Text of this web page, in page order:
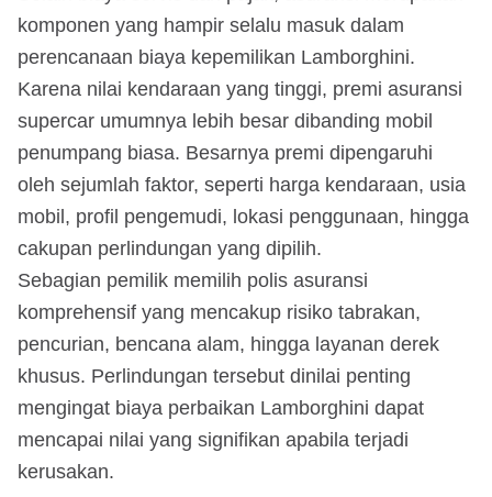
komponen yang hampir selalu masuk dalam
perencanaan biaya kepemilikan Lamborghini.
Karena nilai kendaraan yang tinggi, premi asuransi
supercar umumnya lebih besar dibanding mobil
penumpang biasa. Besarnya premi dipengaruhi
oleh sejumlah faktor, seperti harga kendaraan, usia
mobil, profil pengemudi, lokasi penggunaan, hingga
cakupan perlindungan yang dipilih.
Sebagian pemilik memilih polis asuransi
komprehensif yang mencakup risiko tabrakan,
pencurian, bencana alam, hingga layanan derek
khusus. Perlindungan tersebut dinilai penting
mengingat biaya perbaikan Lamborghini dapat
mencapai nilai yang signifikan apabila terjadi
kerusakan.